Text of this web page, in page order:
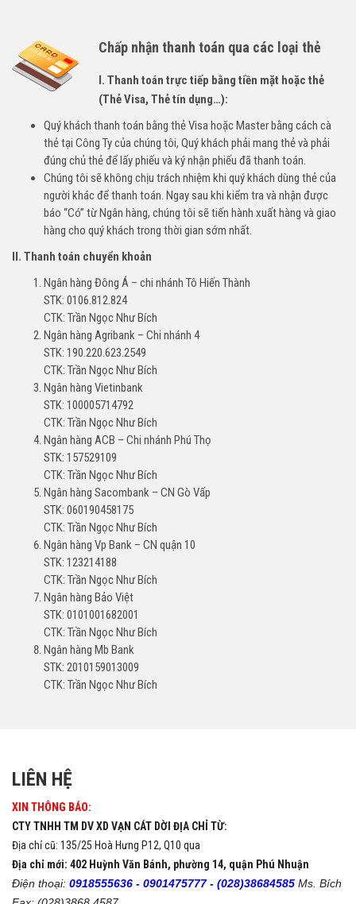
Chấp nhận thanh toán qua các loại thẻ
I. Thanh toán trực tiếp bằng tiền mặt hoặc thẻ
(Thẻ Visa, Thẻ tín dụng…):
Quý khách thanh toán bằng thẻ Visa hoặc Master bằng cách cà
thẻ tại Công Ty của chúng tôi, Quý khách phải mang thẻ và phải
đúng chủ thẻ để lấy phiếu và ký nhận phiếu đã thanh toán.
Chúng tôi sẽ không chịu trách nhiệm khi quý khách dùng thẻ của
người khác để thanh toán. Ngay sau khi kiểm tra và nhận được
báo “Có” từ Ngân hàng, chúng tôi sẽ tiến hành xuất hàng và giao
hàng cho quý khách trong thời gian sớm nhất.
II. Thanh toán chuyển khoản
Ngân hàng Đông Á – chi nhánh Tô Hiến Thành
STK: 0106.812.824
CTK: Trần Ngọc Như Bích
Ngân hàng Agribank – Chi nhánh 4
STK: 190.220.623.2549
CTK: Trần Ngọc Như Bích
Ngân hàng Vietinbank
STK: 100005714792
CTK: Trần Ngọc Như Bích
Ngân hàng ACB – Chi nhánh Phú Thọ
STK: 157529109
CTK: Trần Ngọc Như Bích
Ngân hàng Sacombank – CN Gò Vấp
STK: 060190458175
CTK: Trần Ngọc Như Bích
Ngân hàng Vp Bank – CN quận 10
STK: 123214188
CTK: Trần Ngọc Như Bích
Ngân hàng Bảo Việt
STK: 0101001682001
CTK: Trần Ngọc Như Bích
Ngân hàng Mb Bank
STK: 2010159013009
CTK: Trần Ngọc Như Bích
LIÊN HỆ
XIN THÔNG BÁO:
CTY TNHH TM DV XD VẠN CÁT DỜI ĐỊA CHỈ TỪ:
Địa chỉ cũ: 135/25 Hoà Hưng P12, Q10 qua
Địa chỉ mới: 402 Huỳnh Văn Bánh, phường 14, quận Phú Nhuận
Điện thoại: 0918555636 - 0901475777 - (028)38684585 Ms. Bích